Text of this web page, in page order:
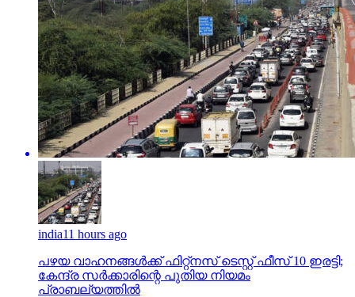
india11 hours ago
പഴയ വാഹനങ്ങള്‍ക്ക് ഫിറ്റ്‌നസ് ടെസ്റ്റ് ഫീസ് 10 ഇരട്ടി;
കേന്ദ്ര സര്‍ക്കാരിന്റെ പുതിയ നിയമം
പ്രാബല്യത്തില്‍